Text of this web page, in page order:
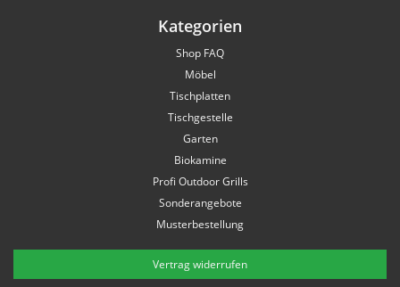
Kategorien
Shop FAQ
Möbel
Tischplatten
Tischgestelle
Garten
Biokamine
Profi Outdoor Grills
Sonderangebote
Musterbestellung
Vertrag widerrufen